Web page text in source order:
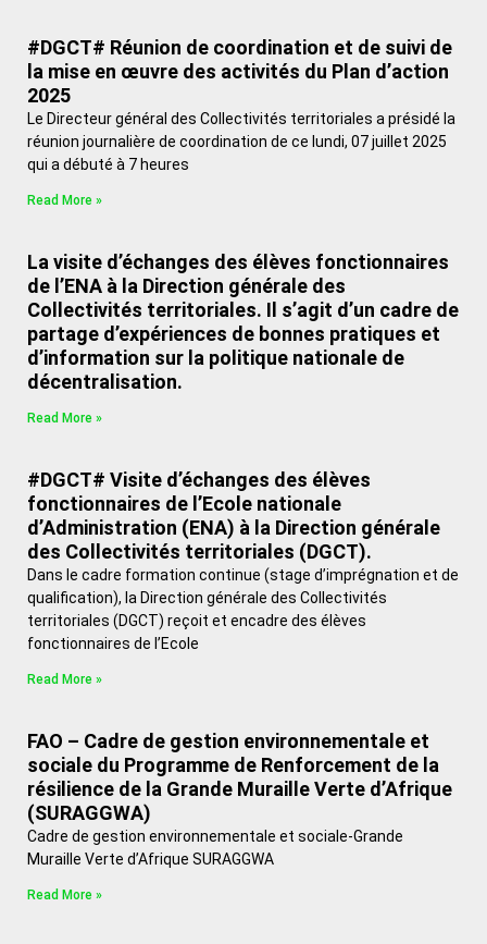
#DGCT# Réunion de coordination et de suivi de
la mise en œuvre des activités du Plan d’action
2025
Le Directeur général des Collectivités territoriales a présidé la
réunion journalière de coordination de ce lundi, 07 juillet 2025
qui a débuté à 7 heures
Read More »
La visite d’échanges des élèves fonctionnaires
de l’ENA à la Direction générale des
Collectivités territoriales. Il s’agit d’un cadre de
partage d’expériences de bonnes pratiques et
d’information sur la politique nationale de
décentralisation.
Read More »
#DGCT# Visite d’échanges des élèves
fonctionnaires de l’Ecole nationale
d’Administration (ENA) à la Direction générale
des Collectivités territoriales (DGCT).
Dans le cadre formation continue (stage d’imprégnation et de
qualification), la Direction générale des Collectivités
territoriales (DGCT) reçoit et encadre des élèves
fonctionnaires de l’Ecole
Read More »
FAO – Cadre de gestion environnementale et
sociale du Programme de Renforcement de la
résilience de la Grande Muraille Verte d’Afrique
(SURAGGWA)
Cadre de gestion environnementale et sociale-Grande
Muraille Verte d’Afrique SURAGGWA
Read More »